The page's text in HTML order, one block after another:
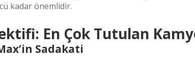
kadar önemlidir.
En Çok Tutulan
Sadakati